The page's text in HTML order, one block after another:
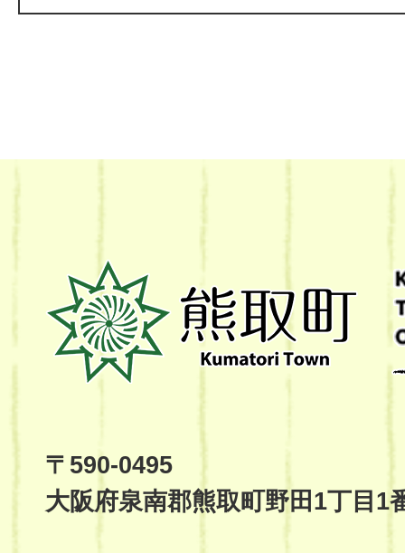
熊
取
町
Kumatori
Site
〒590-0495
大阪府泉南郡熊取町野田1丁目1